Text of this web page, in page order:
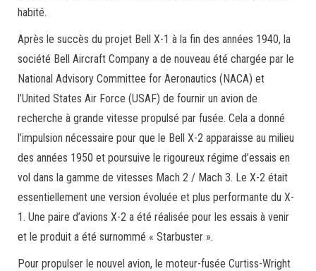
habité.
Après le succès du projet Bell X-1 à la fin des années 1940, la
société Bell Aircraft Company a de nouveau été chargée par le
National Advisory Committee for Aeronautics (NACA) et
l’United States Air Force (USAF) de fournir un avion de
recherche à grande vitesse propulsé par fusée. Cela a donné
l’impulsion nécessaire pour que le Bell X-2 apparaisse au milieu
des années 1950 et poursuive le rigoureux régime d’essais en
vol dans la gamme de vitesses Mach 2 / Mach 3. Le X-2 était
essentiellement une version évoluée et plus performante du X-
1. Une paire d’avions X-2 a été réalisée pour les essais à venir
et le produit a été surnommé « Starbuster ».
Pour propulser le nouvel avion, le moteur-fusée Curtiss-Wright